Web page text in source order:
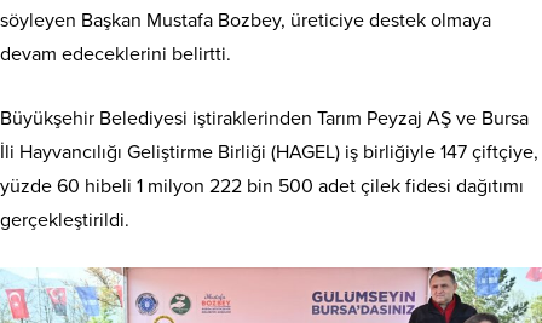
söyleyen Başkan Mustafa Bozbey, üreticiye destek olmaya
devam edeceklerini belirtti.
Büyükşehir Belediyesi iştiraklerinden Tarım Peyzaj AŞ ve Bursa
İli Hayvancılığı Geliştirme Birliği (HAGEL) iş birliğiyle 147 çiftçiye,
yüzde 60 hibeli 1 milyon 222 bin 500 adet çilek fidesi dağıtımı
gerçekleştirildi.